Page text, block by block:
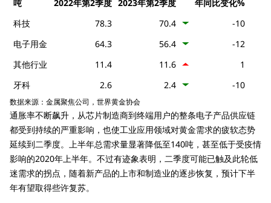
吨 2022年第2季度 2023年第2季度
年同比变化%
科技
78.3 70.4
-10
电子用金
64.3 56.4
-12
其他行业
11.4 11.6
1
牙科
2.6 2.4 -10
数据来源：金属聚焦公司，世界黄金协会
通胀率不断飙升，从芯片制造商到终端用户的整条电子产品供应链
都受到持续的严重影响，也使工业应用领域对黄金需求的疲软态势
延续到二季度。上半年总需求量显著降低至140吨，甚至低于受疫情
影响的2020年上半年。不过有迹象表明，二季度可能已触及此轮低
迷需求的拐点，随着新产品的上市和制造业的逐步恢复，预计下半
年有望取得些许复苏。